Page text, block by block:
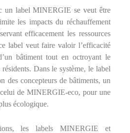
un label MINERGIE se veut être
les impacts du réchauffement
efficacement les ressources
label veut faire valoir l’efficacité
bâtiment tout en octroyant le
Dans le système, le label
des concepteurs de bâtiments, un
de MINERGIE-eco, pour une
écologique.
les labels MINERGIE et